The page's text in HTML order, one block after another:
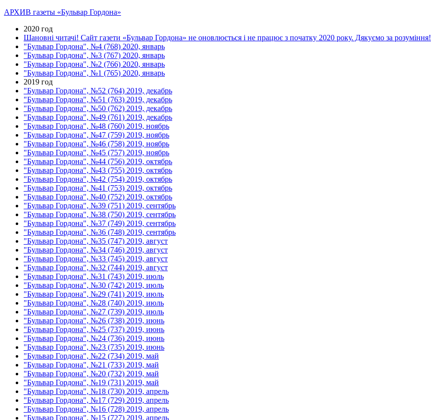
АРХИВ газеты «Бульвар Гордона»
2020 год
Шановні читачі! Сайт газети «Бульвар Гордона» не оновлюється і не працює з початку 2020 року. Дякуємо за розуміння!
"Бульвар Гордона", №4 (768) 2020, январь
"Бульвар Гордона", №3 (767) 2020, январь
"Бульвар Гордона", №2 (766) 2020, январь
"Бульвар Гордона", №1 (765) 2020, январь
2019 год
"Бульвар Гордона", №52 (764) 2019, декабрь
"Бульвар Гордона", №51 (763) 2019, декабрь
"Бульвар Гордона", №50 (762) 2019, декабрь
"Бульвар Гордона", №49 (761) 2019, декабрь
"Бульвар Гордона", №48 (760) 2019, ноябрь
"Бульвар Гордона", №47 (759) 2019, ноябрь
"Бульвар Гордона", №46 (758) 2019, ноябрь
"Бульвар Гордона", №45 (757) 2019, ноябрь
"Бульвар Гордона", №44 (756) 2019, октябрь
"Бульвар Гордона", №43 (755) 2019, октябрь
"Бульвар Гордона", №42 (754) 2019, октябрь
"Бульвар Гордона", №41 (753) 2019, октябрь
"Бульвар Гордона", №40 (752) 2019, октябрь
"Бульвар Гордона", №39 (751) 2019, сентябрь
"Бульвар Гордона", №38 (750) 2019, сентябрь
"Бульвар Гордона", №37 (749) 2019, сентябрь
"Бульвар Гордона", №36 (748) 2019, сентябрь
"Бульвар Гордона", №35 (747) 2019, август
"Бульвар Гордона", №34 (746) 2019, август
"Бульвар Гордона", №33 (745) 2019, август
"Бульвар Гордона", №32 (744) 2019, август
"Бульвар Гордона", №31 (743) 2019, июль
"Бульвар Гордона", №30 (742) 2019, июль
"Бульвар Гордона", №29 (741) 2019, июль
"Бульвар Гордона", №28 (740) 2019, июль
"Бульвар Гордона", №27 (739) 2019, июль
"Бульвар Гордона", №26 (738) 2019, июнь
"Бульвар Гордона", №25 (737) 2019, июнь
"Бульвар Гордона", №24 (736) 2019, июнь
"Бульвар Гордона", №23 (735) 2019, июнь
"Бульвар Гордона", №22 (734) 2019, май
"Бульвар Гордона", №21 (733) 2019, май
"Бульвар Гордона", №20 (732) 2019, май
"Бульвар Гордона", №19 (731) 2019, май
"Бульвар Гордона", №18 (730) 2019, апрель
"Бульвар Гордона", №17 (729) 2019, апрель
"Бульвар Гордона", №16 (728) 2019, апрель
"Бульвар Гордона", №15 (727) 2019, апрель